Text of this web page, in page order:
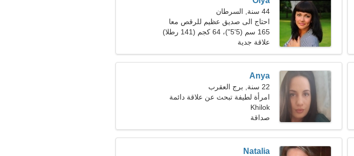
44 سنة, السرطان
احتاج الى صديق عظيم للرقص معا
165 سم (5'5")، 64 كجم (141 رطلا)
علاقة جدية
Anya
22 سنة, برج العقرب
امرأة لطيفة تبحث عن علاقة دائمة
Khilok
صداقة
Natalia